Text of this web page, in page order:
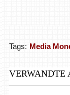
Tags: Media
VERWANDTE